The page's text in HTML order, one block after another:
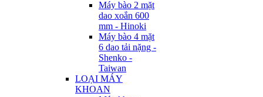
Máy bào 2 mặt
dao xoắn 600
mm - Hinoki
Máy bào 4 mặt
6 dao tải nặng -
Shenko -
Taiwan
LOẠI MÁY
KHOAN